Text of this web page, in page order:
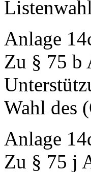
Anlage
Zu § 75 b
Wahl des
Anlage
Zu § 75 j